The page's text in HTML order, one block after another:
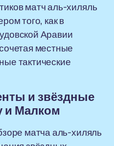
матч аль-хиляль
того, как в
Аравии
местные
тактические
и звёздные
и Малком
матча аль-хиляль